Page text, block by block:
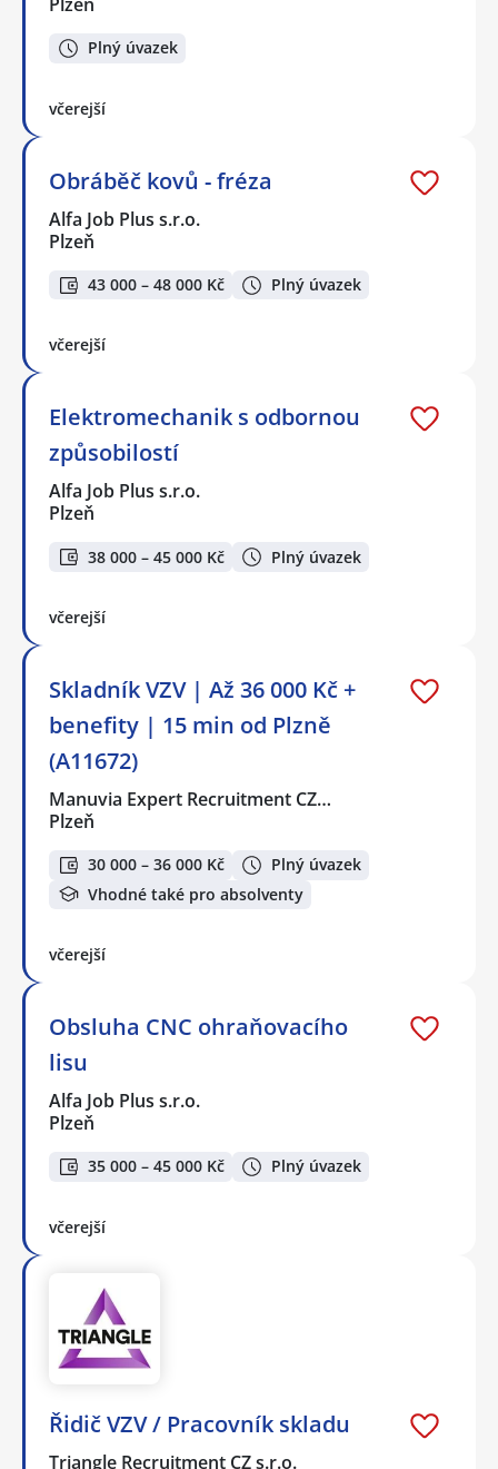
Plný úvazek
včerejší
Obráběč kovů - fréza
Alfa Job Plus s.r.o.
Plzeň
43 000 – 48 000 Kč Plný úvazek
včerejší
Elektromechanik s odbornou
způsobilostí
Alfa Job Plus s.r.o.
Plzeň
38 000 – 45 000 Kč Plný úvazek
včerejší
Skladník VZV | Až 36 000 Kč +
benefity | 15 min od Plzně
(A11672)
Manuvia Expert Recruitment CZ…
Plzeň
30 000 – 36 000 Kč
Plný úvazek
Vhodné také pro absolventy
včerejší
Obsluha CNC ohraňovacího
lisu
Alfa Job Plus s.r.o.
Plzeň
35 000 – 45 000 Kč Plný úvazek
včerejší
Řidič VZV / Pracovník skladu
Triangle Recruitment CZ s.r.o.